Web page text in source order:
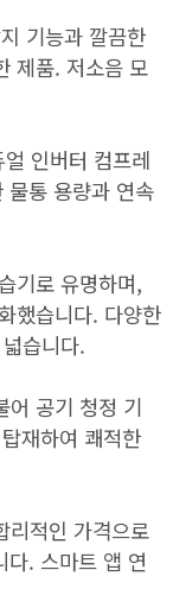
기능과 깔끔한
제품. 저소음 모
인버터 컴프레
물통 용량과 연속
기로 유명하며,
했습니다. 다양한
습니다.
어 공기 청정 기
재하여 쾌적한
리적인 가격으로
다. 스마트 앱 연